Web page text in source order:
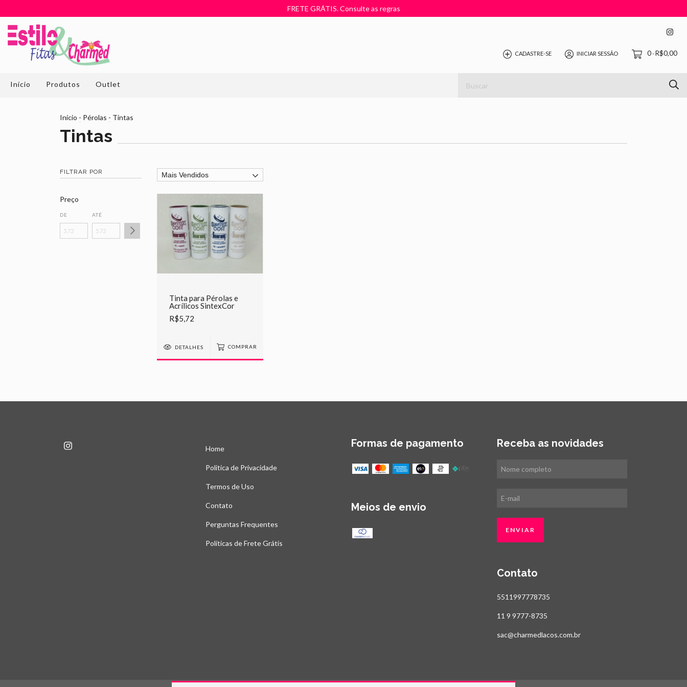
FRETE GRÁTIS. Consulte as regras
CADASTRE-SE INICIAR SESSÃO 0-R$0,00
Início Produtos Outlet
Início - Pérolas - Tintas
Tintas
FILTRAR POR
Preço
DE ATÉ
Tinta para Pérolas e
Acrílicos SintexCor
R$5,72
DETALHES COMPRAR
Home
Politica de Privacidade
Termos de Uso
Contato
Perguntas Frequentes
Políticas de Frete Grátis
Formas de pagamento
Meios de envio
Receba as novidades
Contato
5511997778735
11 9 9777-8735
sac@charmedlacos.com.br